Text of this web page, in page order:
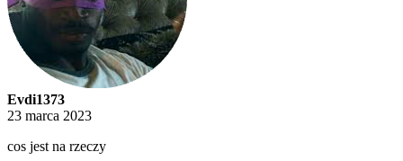
Evdi1373
23 marca 2023
cos jest na rzeczy